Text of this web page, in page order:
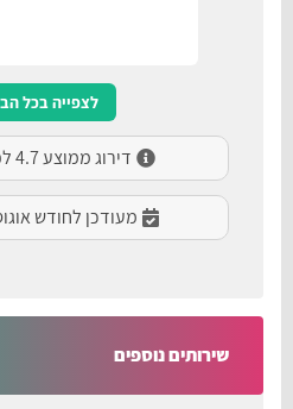
לצפייה בכל
דירוג ממוצע 4.7 לפי 300 דירוגים
מעודכן לחודש
שירותים נוספים